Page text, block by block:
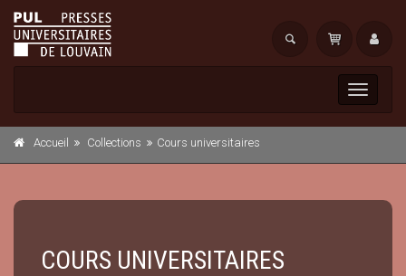
Toggle
Accueil Collections Cours universitaires
COURS UNIVERSITAIRES